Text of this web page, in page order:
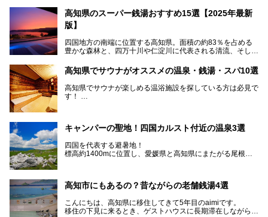
高知県のスーパー銭湯おすすめ15選【2025年最新
版】
四国地方の南端に位置する高知県。面積の約83％を占める
豊かな森林と、四万十川や仁淀川に代表される清流、そして
魅力がぎゅっと詰まった県です。
高知県はまた、カツオのたたきをはじめとする海産物や清流
で育つ川魚、大皿にごちそうがどっさり盛られた皿鉢料理、
柚子などの柑橘類、地酒といったグルメが充実していること
でも知られます。ここでは、温泉とあわせて自然の景観やグ
高知県でサウナがオススメの温泉・銭湯・スパ10選
高知県でサウナが楽しめる温浴施設を探している方は必見で
す！
ぜひこれを読んで高知のサウナ探しの参考してくださいね！
キャンパーの聖地！四国カルスト付近の温泉3選
四国を代表する避暑地！
標高約1400mに位置し、愛媛県と高知県にまたがる尾根沿
が見れる場所。
帰り温泉（お風呂）がありません。
中でもライターおすすめの３つの温泉をご紹介します。
高知市にもあるの？昔ながらの老舗銭湯4選
こんにちは、高知県に移住してきて5年目のaimiです。
移住の下見に来るとき、ゲストハウスに長期滞在しながら観